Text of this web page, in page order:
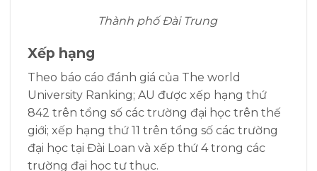
Thành phố Đài Trung
Xếp hạng
Theo báo cáo đánh giá của The world
University Ranking; AU được xếp hạng thứ
842 trên tổng số các trường đại học trên thế
giới; xếp hạng thứ 11 trên tổng số các trường
đại học tại Đài Loan và xếp thứ 4 trong các
trường đại học tư thục.